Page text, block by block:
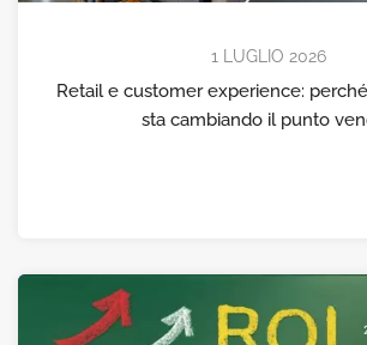
1 LUGLIO 2026
Retail e customer experience:
sta cambiando il punto